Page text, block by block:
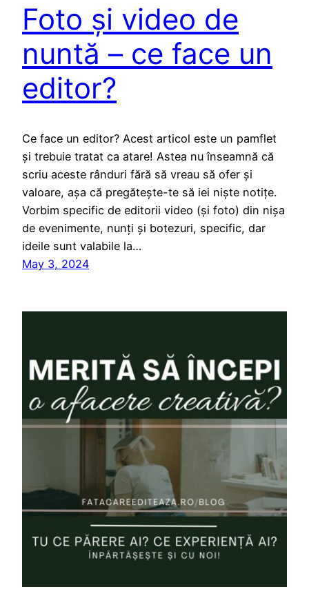
Foto și video de
nuntă – ce face un
editor?
Ce face un editor? Acest articol este un pamflet
și trebuie tratat ca atare! Astea nu înseamnă că
scriu aceste rânduri fără să vreau să ofer și
valoare, așa că pregătește-te să iei niște notițe.
Vorbim specific de editorii video (și foto) din nișa
de evenimente, nunți și botezuri, specific, dar
ideile sunt valabile la…
May 3, 2024